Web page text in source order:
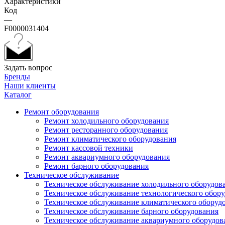
Код
—
F0000031404
Задать вопрос
Бренды
Наши клиенты
Каталог
Ремонт оборудования
Ремонт холодильного оборудования
Ремонт ресторанного оборудования
Ремонт климатического оборудования
Ремонт кассовой техники
Ремонт аквариумного оборудования
Ремонт барного оборудования
Техническое обслуживание
Техническое обслуживание холодильного
Техническое обслуживание технологического
Техническое обслуживание климатического
Техническое обслуживание барного оборудования
Техническое обслуживание аквариумного